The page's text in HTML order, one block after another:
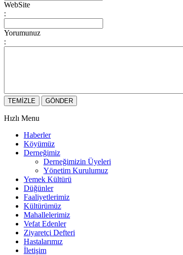
WebSite
:
Yorumunuz
:
Hızlı Menu
Haberler
Köyümüz
Derneğimiz
Derneğimizin Üyeleri
Yönetim Kurulumuz
Yemek Kültürü
Düğünler
Faaliyetlerimiz
Kültürümüz
Mahallelerimiz
Vefat Edenler
Ziyaretçi Defteri
Hastalarımız
İletişim